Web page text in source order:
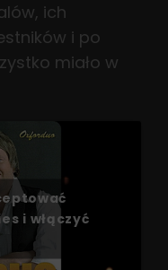
ich
i po
miało w
i włączyć